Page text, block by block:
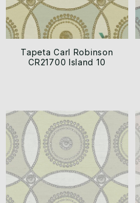
Tapeta Carl Robinson
CR21700 Island 10